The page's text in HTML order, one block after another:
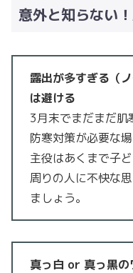
意外と知らない
露出が多すぎる（
は避ける
3月末でまだまだ肌
防寒対策が必要な場
主役はあくまで子ど
周りの人に不快な
ましょう。
真っ白 or 真っ黒の